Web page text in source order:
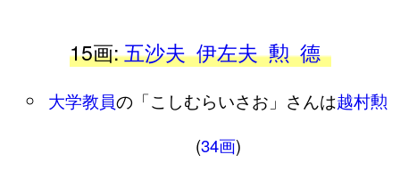
15画:五沙夫 伊左夫 勲 德
大学教員の「こしむらいさお」さんは越村勲
(34画)